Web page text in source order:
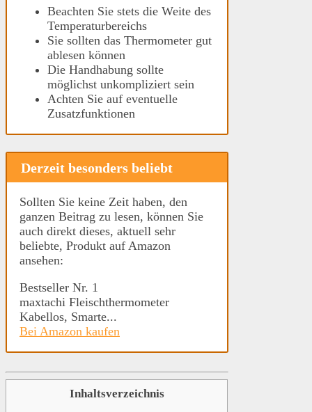
Beachten Sie stets die Weite des
Temperaturbereichs
Sie sollten das Thermometer gut
ablesen können
Die Handhabung sollte
möglichst unkompliziert sein
Achten Sie auf eventuelle
Zusatzfunktionen
Derzeit besonders beliebt
Sollten Sie keine Zeit haben, den
ganzen Beitrag zu lesen, können Sie
auch direkt dieses, aktuell sehr
beliebte, Produkt auf Amazon
ansehen:
Bestseller Nr. 1
maxtachi Fleischthermometer
Kabellos, Smarte...
Bei Amazon kaufen
Inhaltsverzeichnis